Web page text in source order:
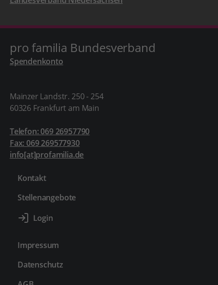
pro familia Bundesverband
Spendenkonto
Mainzer Landstr. 250 - 254
60326 Frankfurt am Main
Telefon: 069 26957790
Fax: 069 269577930
info[at]profamilia.de
Kontakt
Stellenangebote
Impressum
Datenschutz